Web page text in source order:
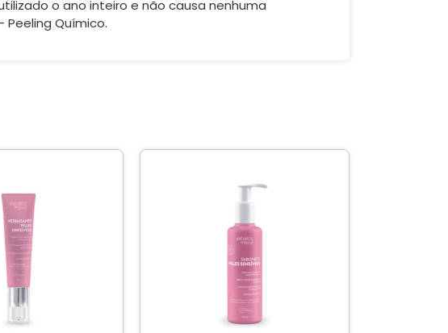
o ano inteiro e não causa nenhuma
Químico.